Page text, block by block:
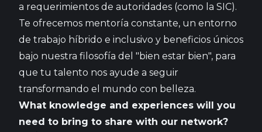
a requerimientos de autoridades (como la SIC).
Te ofrecemos mentoría constante, un entorno
de trabajo híbrido e inclusivo y beneficios únicos
bajo nuestra filosofía del "bien estar bien", para
que tu talento nos ayude a seguir
transformando el mundo con belleza.
What knowledge and experiences will you
need to bring to share with our network?